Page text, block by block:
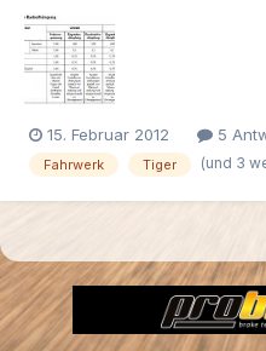
Erfahrungen und
15. Februar 2012 5
Fahrwerk Tiger (und 3